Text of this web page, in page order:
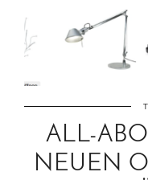
ALL-
NEUEN